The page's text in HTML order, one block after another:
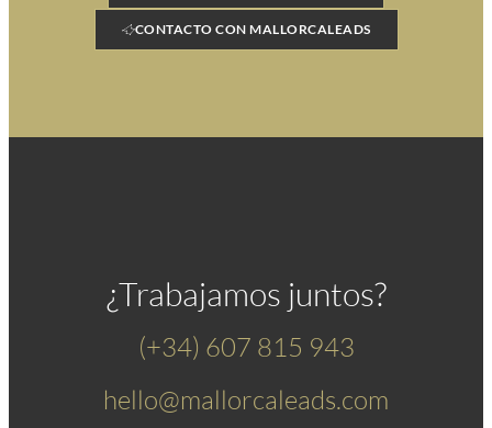
CONTACTO CON MALLORCALEADS
¿Trabajamos juntos?
(+34) 607 815 943
hello@mallorcaleads.com